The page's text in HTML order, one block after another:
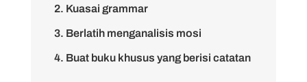
2. Kuasai grammar
3. Berlatih menganalisis mosi
4. Buat buku khusus yang berisi catatan